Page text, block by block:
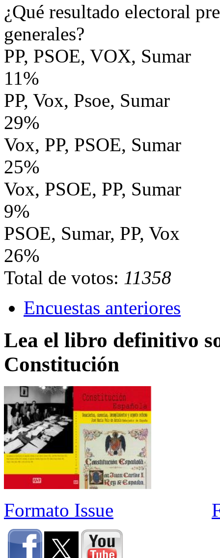
¿Qué resultado electoral
generales?
PP, PSOE, VOX, Sumar
11%
PP, Vox, Psoe, Sumar
29%
Vox, PP, PSOE, Sumar
25%
Vox, PSOE, PP, Sumar
9%
PSOE, Sumar, PP, Vox
26%
Total de votos: 11358
Encuestas anteriores
Lea el libro definitivo
Constitución
Formato Issue